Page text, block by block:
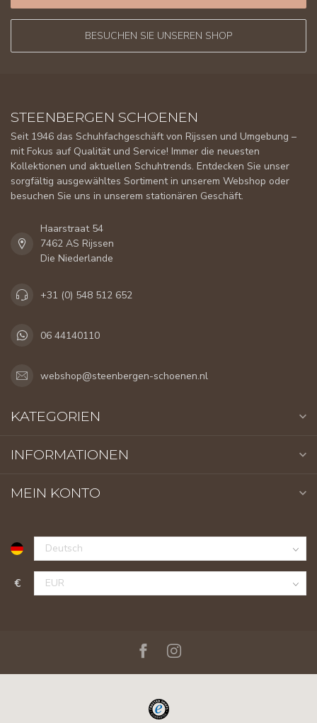
BESUCHEN SIE UNSEREN SHOP
STEENBERGEN SCHOENEN
Seit 1946 das Schuhfachgeschäft von Rijssen und Umgebung –
mit Fokus auf Qualität und Service! Immer die neuesten
Kollektionen und aktuellen Schuhtrends. Entdecken Sie unser
sorgfältig ausgewähltes Sortiment in unserem Webshop oder
besuchen Sie uns in unserem stationären Geschäft.
Haarstraat 54
7462 AS Rijssen
Die Niederlande
+31 (0) 548 512 652
06 44140110
webshop@steenbergen-schoenen.nl
KATEGORIEN
INFORMATIONEN
MEIN KONTO
€